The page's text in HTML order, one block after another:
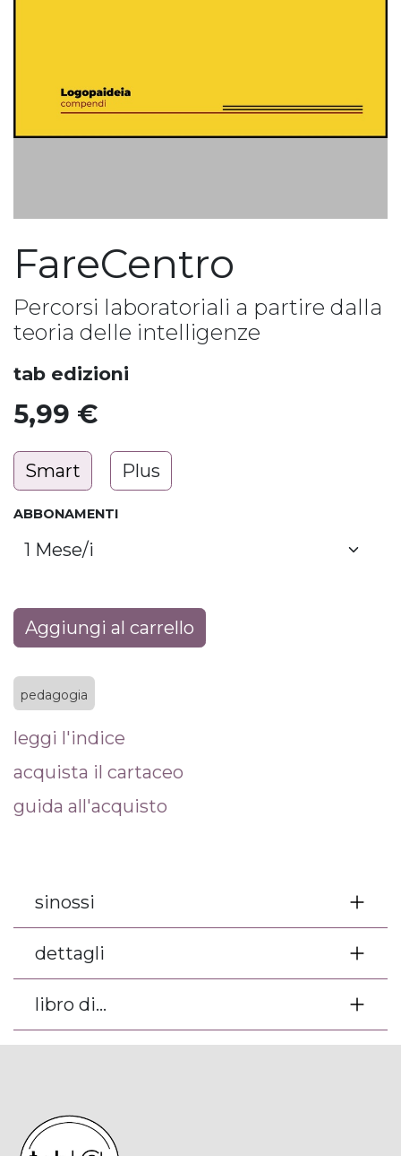
FareCentro
Percorsi laboratoriali a partire dalla
teoria delle intelligenze
tab edizioni
5,99 €
Smart Plus
ABBONAMENTI
Aggiungi al carrello
pedagogia
leggi l'indice
acquista il cartaceo
guida all'acquisto
sinossi
dettagli
libro di...